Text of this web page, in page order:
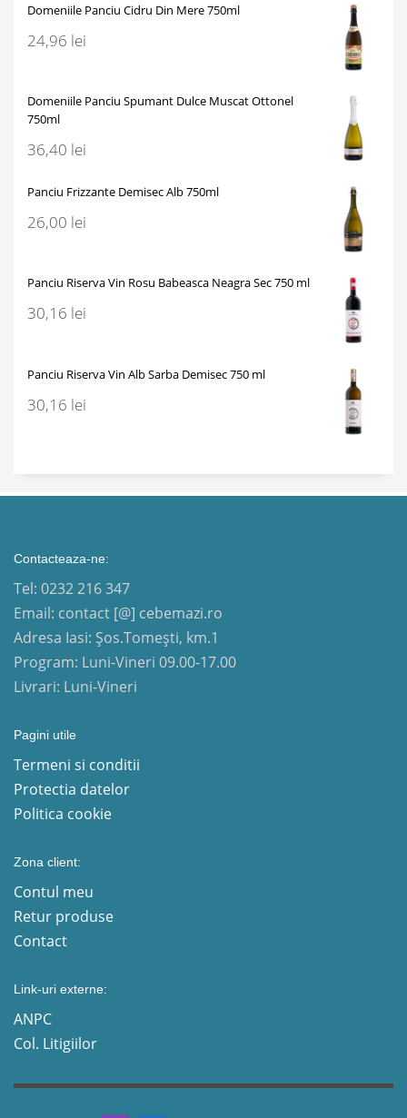
Domeniile Panciu Cidru Din Mere 750ml
24,96 lei
Domeniile Panciu Spumant Dulce Muscat Ottonel
750ml
36,40 lei
Panciu Frizzante Demisec Alb 750ml
26,00 lei
Panciu Riserva Vin Rosu Babeasca Neagra Sec 750 ml
30,16 lei
Panciu Riserva Vin Alb Sarba Demisec 750 ml
30,16 lei
Contacteaza-ne:
Tel: 0232 216 347
Email: contact [@] cebemazi.ro
Adresa Iasi: Șos.Tomești, km.1
Program: Luni-Vineri 09.00-17.00
Livrari: Luni-Vineri
Pagini utile
Termeni si conditii
Protectia datelor
Politica cookie
Zona client:
Contul meu
Retur produse
Contact
Link-uri externe:
ANPC
Col. Litigiilor